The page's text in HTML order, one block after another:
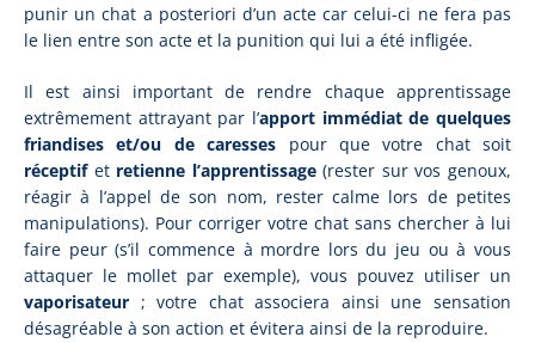
punir un chat a posteriori d’un acte car celui-ci ne fera pas
le lien entre son acte et la punition qui lui a été infligée.
Il est ainsi important de rendre chaque apprentissage
extrêmement attrayant par l’apport immédiat de quelques
friandises et/ou de caresses pour que votre chat soit
réceptifet retienne l’apprentissage(rester sur vos genoux,
réagir à l’appel de son nom, rester calme lors de petites
manipulations). Pour corriger votre chat sans chercher à lui
faire peur (s’il commence à mordre lors du jeu ou à vous
attaquer le mollet par exemple), vous pouvez utiliser un
vaporisateur ; votre chat associera ainsi une sensation
désagréable à son action et évitera ainsi de la reproduire.